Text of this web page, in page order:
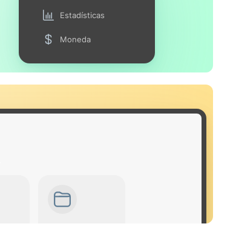
Estadísticas
Moneda